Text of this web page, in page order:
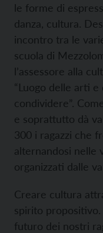
le forme di
danza, cultura.
incontro tra le
scuola di
l’assessore alla
“Luogo delle arti e
condividere”.
e soprattutto dà
300 i ragazzi che
alternandosi nelle
organizzati dalle
Creare cultura
spirito propositivo.
futuro dei nostri